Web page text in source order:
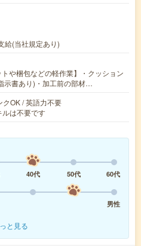
給(当社規定あり)
トや梱包などの軽作業】・クッション
示書あり)・加工前の部材…
クOK / 英語力不要
は不要です
40代 50代
60代
男性
と見る